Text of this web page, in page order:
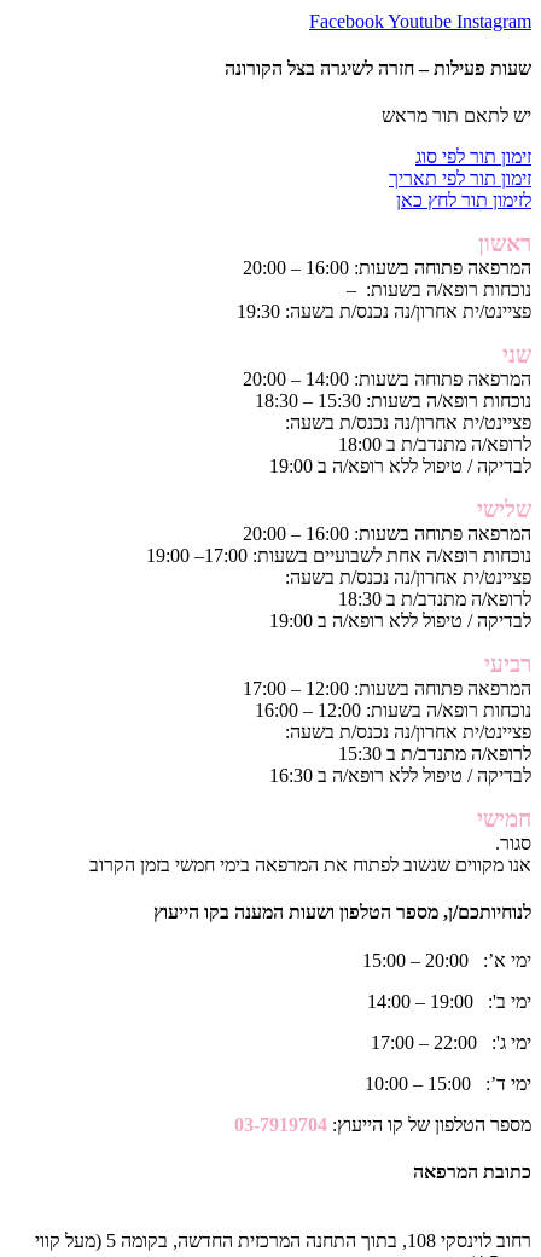
FacebookYoutube Instagram
שעות פעילות – חזרה לשיגרה בצל הקורונה
יש לתאם תור מראש
זימון תור לפי סוג
זימון תור לפי תאריך
לזימון תור לחץ כאן
ראשון
המרפאה פתוחה בשעות: 16:00 – 20:00
נוכחות רופא/ה בשעות: –
פציינט/ית אחרון/נה נכנס/ת בשעה: 19:30
שני
המרפאה פתוחה בשעות: 14:00 – 20:00
נוכחות רופא/ה בשעות: 15:30 – 18:30
פציינט/ית אחרון/נה נכנס/ת בשעה:
לרופא/ה מתנדב/ת ב 18:00
לבדיקה / טיפול ללא רופא/ה ב 19:00
שלישי
המרפאה פתוחה בשעות: 16:00 – 20:00
נוכחות רופא/ה אחת לשבועיים בשעות: 17:00– 19:00
פציינט/ית אחרון/נה נכנס/ת בשעה:
לרופא/ה מתנדב/ת ב 18:30
לבדיקה / טיפול ללא רופא/ה ב 19:00
רביעי
המרפאה פתוחה בשעות: 12:00 – 17:00
נוכחות רופא/ה בשעות: 12:00 – 16:00
פציינט/ית אחרון/נה נכנס/ת בשעה:
לרופא/ה מתנדב/ת ב 15:30
לבדיקה / טיפול ללא רופא/ה ב 16:30
חמישי
סגור.
אנו מקווים שנשוב לפתוח את המרפאה בימי חמשי בזמן הקרוב
לנוחיותכם/ן, מספר הטלפון ושעות המענה בקו הייעוץ
ימי א’: 20:00 – 15:00
ימי ב': 19:00 – 14:00
ימי ג': 22:00 – 17:00
ימי ד’: 15:00 – 10:00
מספר הטלפון של קו הייעוץ: 03-7919704
כתובת המרפאה
רחוב לוינסקי 108, בתוך התחנה המרכזית החדשה, בקומה 5 (מעל קווי